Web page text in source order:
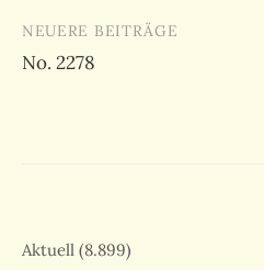
NEUERE BEITRÄGE
No. 2278
Aktuell (8.899)